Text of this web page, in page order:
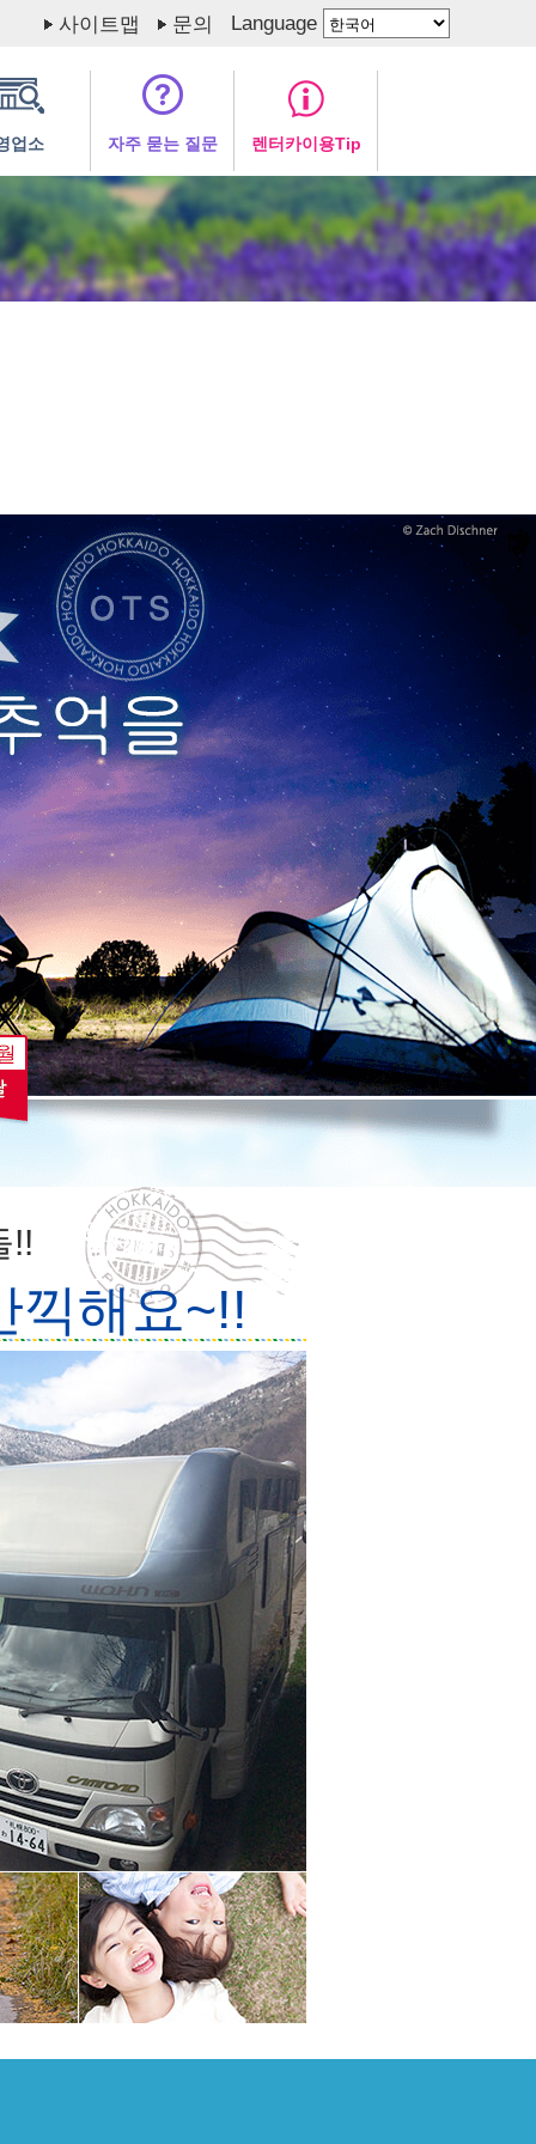
사이트맵 문의 Language
업소 자주 묻는 질문 렌터카이용Tip
!!
끽해요~!!